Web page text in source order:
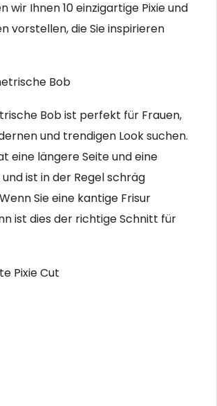
wir Ihnen 10 einzigartige Pixie und
vorstellen, die Sie inspirieren
Bob
Bob ist perfekt für Frauen,
und trendigen Look suchen.
eine längere Seite und eine
ist in der Regel schräg
Sie eine kantige Frisur
ist dies der richtige Schnitt für
Pixie Cut